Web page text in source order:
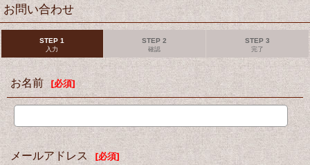
お問い合わせ
STEP 1
入力
STEP 2
確認
STEP 3
完了
お名前 [必須]
メールアドレス [必須]